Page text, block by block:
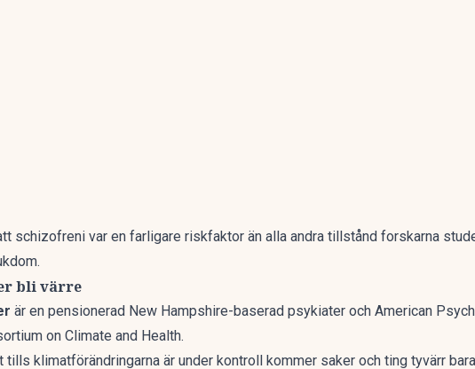
schizofreni var en farligare riskfaktor än alla andra tillstånd forskarna
bli värre
är en pensionerad New Hampshire-baserad psykiater och American
on Climate and Health.
tills klimatförändringarna är under kontroll kommer saker och ting tyvärr